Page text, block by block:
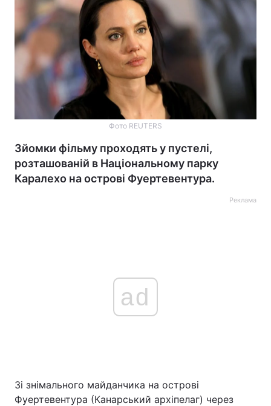
Фото REUTERS
Зйомки фільму проходять у пустелі,
розташованій в Національному парку
Каралехо на острові Фуертевентура.
Реклама
ad
Зі знімального майданчика на острові
Фуертевентура (Канарський архіпелаг) через